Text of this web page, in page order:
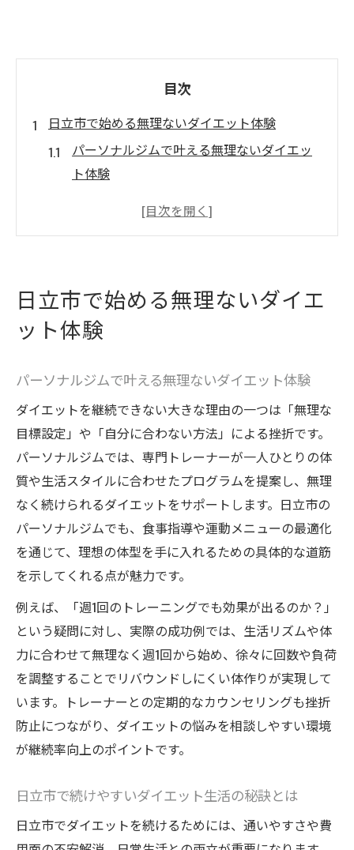
目次
日立市で始める無理ないダイエット体験
パーソナルジムで叶える無理ないダイエッ
ト体験
日立市で続けやすいダイエット生活の秘訣
通いやすさ重視で始めるダイエット実践ポ
イント
果
週1回もOKな現実的ダイエットプラン紹介
週1回で叶う現実的なダイエットプランの選
び方
パーソナルジム週1回利用で無理なくダイエ
ット
日立24時間ジムを活用したダイエット継続
術
忙しい人も安心のダイエット方法と成功体
験
週1ペースで実感できるダイエットの変化と
は
パーソナルジム利用で叶う理想のボディへ
パーソナルジムで目指す理想のダイエット
成果
ダイエット成功者が語るパーソナルジムの
ライン
日立市で始める無理ないダイエ
ット体験
パーソナルジムで叶える無理ないダイエット体験
ダイエットを継続できない大きな理由の一つは「無理な
目標設定」や「自分に合わない方法」による挫折です。
パーソナルジムでは、専門トレーナーが一人ひとりの体
質や生活スタイルに合わせたプログラムを提案し、無理
なく続けられるダイエットをサポートします。日立市の
パーソナルジムでも、食事指導や運動メニューの最適化
を通じて、理想の体型を手に入れるための具体的な道筋
を示してくれる点が魅力です。
例えば、「週1回のトレーニングでも効果が出るのか？」
という疑問に対し、実際の成功例では、生活リズムや体
力に合わせて無理なく週1回から始め、徐々に回数や負荷
を調整することでリバウンドしにくい体作りが実現して
います。トレーナーとの定期的なカウンセリングも挫折
防止につながり、ダイエットの悩みを相談しやすい環境
が継続率向上のポイントです。
日立市で続けやすいダイエット生活の秘訣とは
日立市でダイエットを続けるためには、通いやすさや費